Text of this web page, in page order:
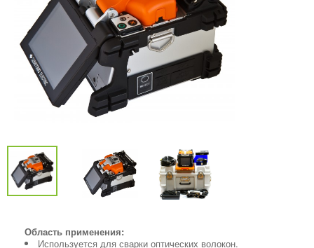
Область применения:
Используется для сварки оптических волокон.